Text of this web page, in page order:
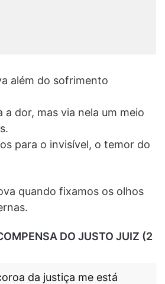
além do sofrimento
a dor, mas via nela um meio
para o invisível, o temor do
quando fixamos os olhos
DO JUSTO JUIZ (2
da justiça me está